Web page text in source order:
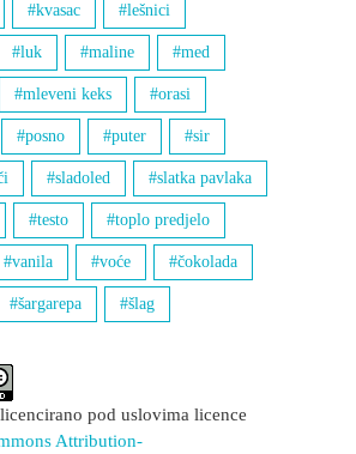
kvasac lešnici
luk maline med
mleveni keks orasi
posno puter sir
sladoled slatka pavlaka
testo toplo predjelo
vanila voće čokolada
šargarepa šlag
pod uslovima licence
Attribution-